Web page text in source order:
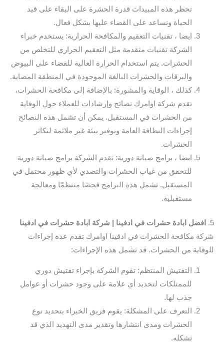
تحظر هذه المبيدات قدرة الحشرة على البقاء على قيد
الحياة وتساعد على القضاء عليها بشكل فعال.
ايضا ، تقنيات التعقيم والمكافحة الحرارية: يستخدم خبراء
الشركة تقنيات متقدمة مثل التعقيم الحراري للتخلص من
الحشرات. يتم استخدام الحرارة العالية للقضاء على البيوض
واليرقات والحشرات البالغة الموجودة في المنطقة المصابة.
كذلك ، الوقاية والمشورة: بالإضافة إلى مكافحة الحشرات،
تقدم شركة اوامرك نصائح وإرشادات للعملاء حول الوقاية
من الحشرات في المستقبل. يمكن أن تشمل هذه النصائح
إجراءات النظافة العامة وتوفير بيئة غير ملائمة لتكاثر
الحشرات.
ايضا ، برامج صيانة دورية: تقدم الشركة برامج صيانة دورية
للتحقق من غياب الحشرات والتصدي لأي ظهور محتمل في
المستقبل. تشمل هذه البرامج فحصًا منتظمًا ومعالجة
مستقبلية.
5.
افضل ابادة حشرات في ادفينا | شركة ابادة حشرات في ادفينا
شركة مكافحة الحشرات في ادفينا اوامرك تقدم عدة إجراءات
للوقاية من الحشرات. قد تشمل هذه الإجراءات:
التفتيش المنتظم: تقوم الشركة بإجراء تفتيش دوري
للممتلكات لتحديد أي علامة على وجود حشرات أو عوامل
جذب لها.
التعرف على المشكلة: يقوم فريق الخبراء بتحديد نوع
الحشرات ومدى انتشارها وتقدير مدى التهديد الذي قد
تشكله.